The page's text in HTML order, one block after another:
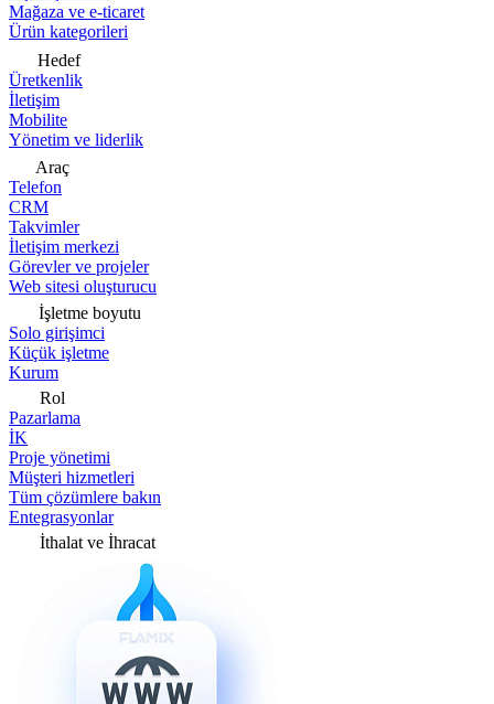
Mağaza ve e-ticaret
Ürün kategorileri
Hedef
Üretkenlik
İletişim
Mobilite
Yönetim ve liderlik
Araç
Telefon
CRM
Takvimler
İletişim merkezi
Görevler ve projeler
Web sitesi oluşturucu
İşletme boyutu
Solo girişimci
Küçük işletme
Kurum
Rol
Pazarlama
İK
Proje yönetimi
Müşteri hizmetleri
Tüm çözümlere bakın
Entegrasyonlar
İthalat ve İhracat